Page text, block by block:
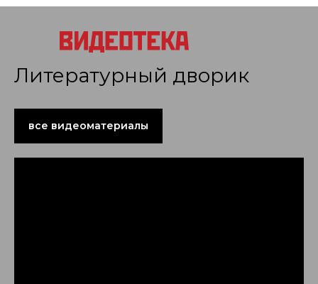
Литературный дворик
все видеоматериалы